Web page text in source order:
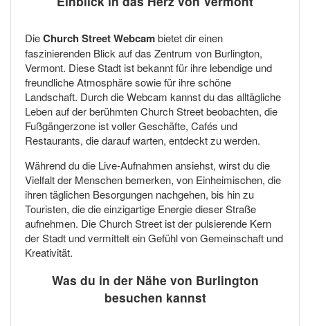
DieChurch Street Webcambietet dir einen
faszinierenden Blick auf das Zentrum von Burlington,
Vermont. Diese Stadt ist bekannt für ihre lebendige und
freundliche Atmosphäre sowie für ihre schöne
Landschaft. Durch die Webcam kannst du das alltägliche
Leben auf der berühmten Church Street beobachten, die
Fußgängerzone ist voller Geschäfte, Cafés und
Restaurants, die darauf warten, entdeckt zu werden.
Während du die Live-Aufnahmen ansiehst, wirst du die
Vielfalt der Menschen bemerken, von Einheimischen, die
ihren täglichen Besorgungen nachgehen, bis hin zu
Touristen, die die einzigartige Energie dieser Straße
aufnehmen. Die Church Street ist der pulsierende Kern
der Stadt und vermittelt ein Gefühl von Gemeinschaft und
Kreativität.
Was du in der Nähe von Burlington
besuchen kannst